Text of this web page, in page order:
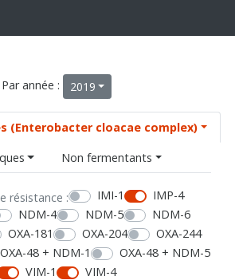
Par année : 2019
(Enterobacter cloacae complex)
Non fermentants
résistance : IMI-1
IMP-4
NDM-4 NDM-5
NDM-6
OXA-181 OXA-204
OXA-244
OXA-48 + NDM-1
OXA-48 + NDM-5
VIM-1
VIM-4